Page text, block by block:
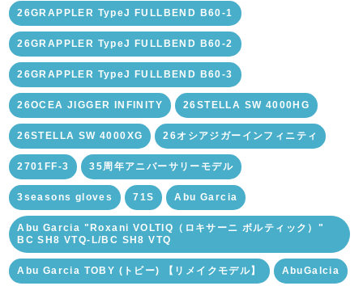
26GRAPPLER TypeJ FULLBEND B60-1
26GRAPPLER TypeJ FULLBEND B60-2
26GRAPPLER TypeJ FULLBEND B60-3
26OCEA JIGGER INFINITY 26STELLA SW 4000HG
26STELLA SW 4000XG 26オシアジガーインフィニティ
2701FF-3 35周年アニバーサリーモデル
3seasons gloves 71S Abu Garcia
Abu Garcia "Roxani VOLTIQ（ロキサーニ ボルティック）"
BC SH8 VTQ-L/BC SH8 VTQ
Abu Garcia TOBY (トビー) 【リメイクモデル】 AbuGalcia